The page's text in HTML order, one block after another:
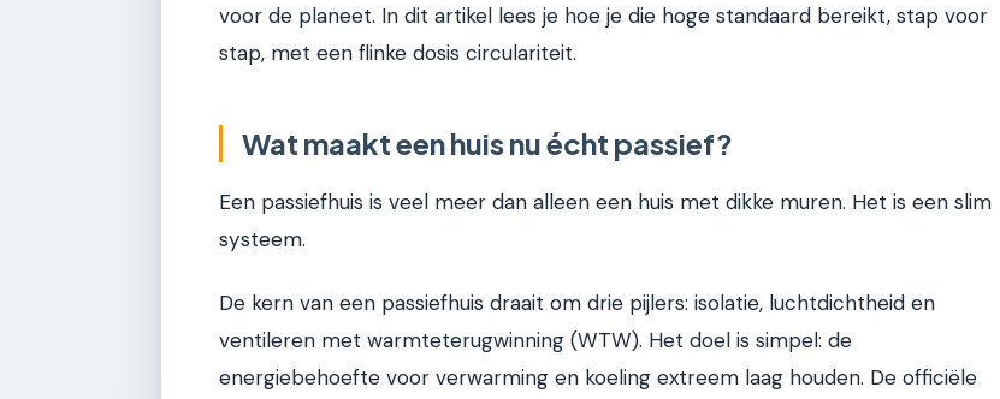
voor de planeet. In dit artikel lees je hoe je die hoge standaard bereikt, stap voor
stap, met een flinke dosis circulariteit.
Wat maakt een huis nu écht passief?
Een passiefhuis is veel meer dan alleen een huis met dikke muren. Het is een slim
systeem.
De kern van een passiefhuis draait om drie pijlers: isolatie, luchtdichtheid en
ventileren met warmteterugwinning (WTW). Het doel is simpel: de
energiebehoefte voor verwarming en koeling extreem laag houden. De officiële